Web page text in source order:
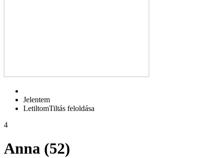
Jelentem
LetiltomTiltás feloldása
4
Anna (52)